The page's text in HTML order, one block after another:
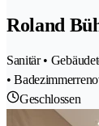
Roland
Sanitär •
•
Geschlossen